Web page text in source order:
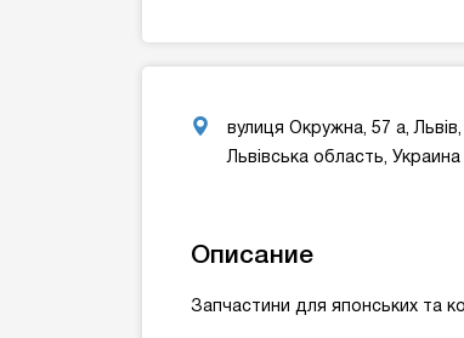
вулиця Окружна, 57 а, Львів,
Львівська область, Украина
Описание
Запчастини для японських та